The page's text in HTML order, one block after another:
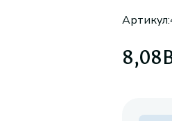
Артикул:
8,08